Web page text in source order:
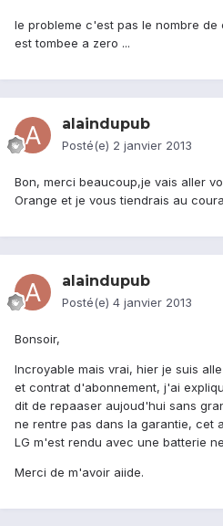
le probleme c'est pas le nombre
est tombee a zero ...
alaindupub
Posté(e) 2 janvier 2013
Bon, merci beaucoup,je vais aller
Orange et je vous tiendrais au
alaindupub
Posté(e) 4 janvier 2013
Bonsoir,
Incroyable mais vrai, hier je suis
et contrat d'abonnement, j'ai
dit de repaaser aujoud'hui sans
ne rentre pas dans la garantie, cet
LG m'est rendu avec une batterie
Merci de m'avoir aiide.